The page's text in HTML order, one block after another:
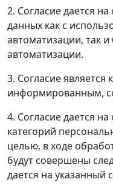
2. Согласие дается
данных как с
автоматизации, так
автоматизации.
3. Согласие
информированным,
4. Согласие дается
категорий
целью, в ходе
будут совершены
дается на указанный